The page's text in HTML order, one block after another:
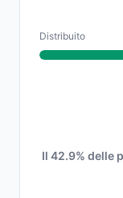
Distribuito
Il 42.9% delle